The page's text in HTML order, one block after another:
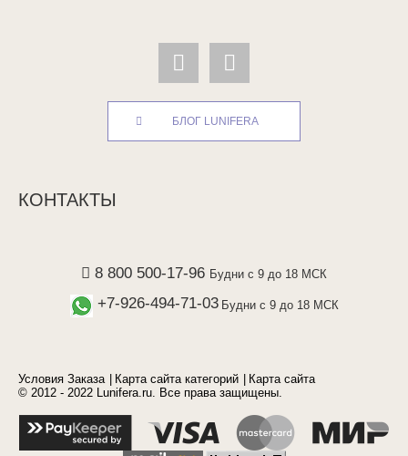
БЛОГ LUNIFERA
КОНТАКТЫ
8 800 500-17-96 Будни с 9 до 18 МСК
+7-926-494-71-03 Будни с 9 до 18 МСК
Условия Заказа Карта сайта категорий
Карта сайта
© 2012 - 2022 Lunifera.ru. Все права защищены.